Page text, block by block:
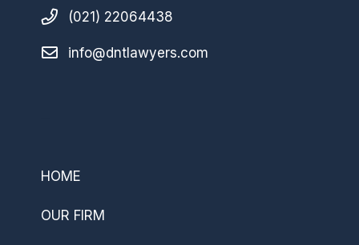
(021) 22064438
info@dntlawyers.com
HOME
OUR FIRM